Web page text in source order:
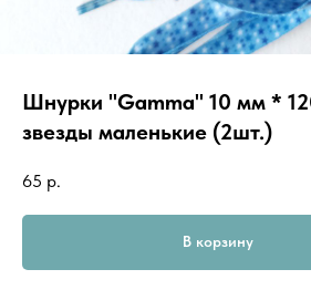
Шнурки "Gamma" 10 мм *
звезды маленькие (2шт.)
65 р.
В корзину